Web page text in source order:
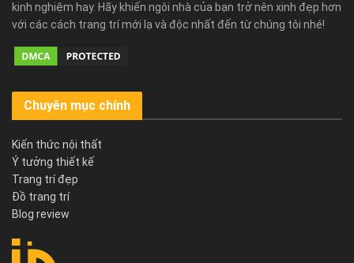
kinh nghiệm hay. Hãy khiến ngôi nhà của bạn trở nên xinh đẹp hơn
với các cách trang trí mới lạ và độc nhất đến từ chúng tôi nhé!
Chuyên mục chính
Kiến thức nội thất
Ý tưởng thiết kế
Trang trí đẹp
Đồ trang trí
Blog review